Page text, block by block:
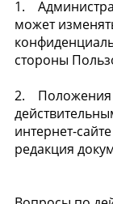
1.
может
стороны
2. Положения
интернет-сайте
редакция